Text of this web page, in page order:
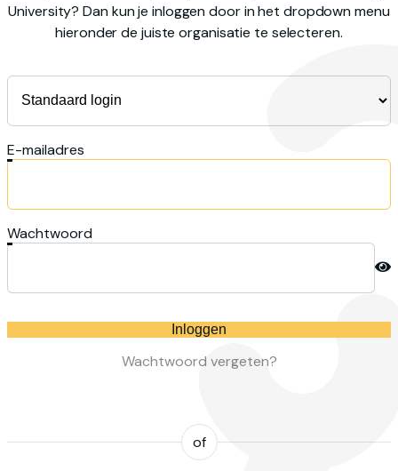
University? Dan kun je inloggen door in het dropdown menu
hieronder de juiste organisatie te selecteren.
E-mailadres
Wachtwoord
Inloggen
Wachtwoord vergeten?
of